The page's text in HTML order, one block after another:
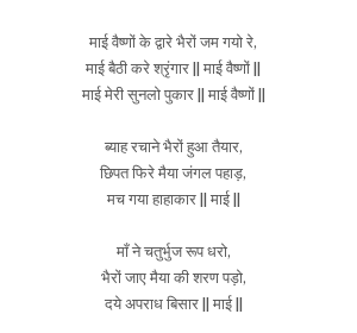
माई वैष्णों के द्वारे भैरों जम गयो रे,
माई बैठी करे श्रृंगार || माई वैष्णों ||
माई मेरी सुनलो पुकार || माई वैष्णों ||
ब्याह रचाने भैरों हुआ तैयार,
छिपत फिरे मैया जंगल पहाड़,
मच गया हाहाकार || माई ||
माँ ने चतुर्भुज रूप धरो,
भैरों जाए मैया की शरण पड़ो,
दये अपराध बिसार || माई ||